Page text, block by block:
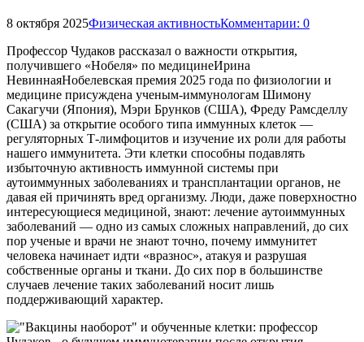
8 октября 2025Физическая активностьКомментарии: 0
Профессор Чудаков рассказал о важности открытия,
получившего «Нобеля» по медицинеИрина
НевиннаяНобелевская премия 2025 года по физиологии и
медицине присуждена ученым-иммунологам Шимону
Сакагучи (Япония), Мэри Брунков (США), Фреду Рамсделлу
(США) за открытие особого типа иммунных клеток —
регуляторных Т-лимфоцитов и изучение их роли для работы
нашего иммунитета. Эти клетки способны подавлять
избыточную активность иммунной системы при
аутоиммунных заболеваниях и трансплантации органов, не
давая ей причинять вред организму. Люди, даже поверхностно
интересующиеся медициной, знают: лечение аутоиммунных
заболеваний — одно из самых сложных направлений, до сих
пор ученые и врачи не знают точно, почему иммунитет
человека начинает идти «вразнос», атакуя и разрушая
собственные органы и ткани. До сих пор в большинстве
случаев лечение таких заболеваний носит лишь
поддерживающий характер.